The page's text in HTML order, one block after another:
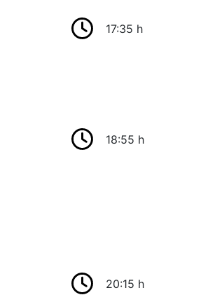
17:35 h
18:55 h
20:15 h